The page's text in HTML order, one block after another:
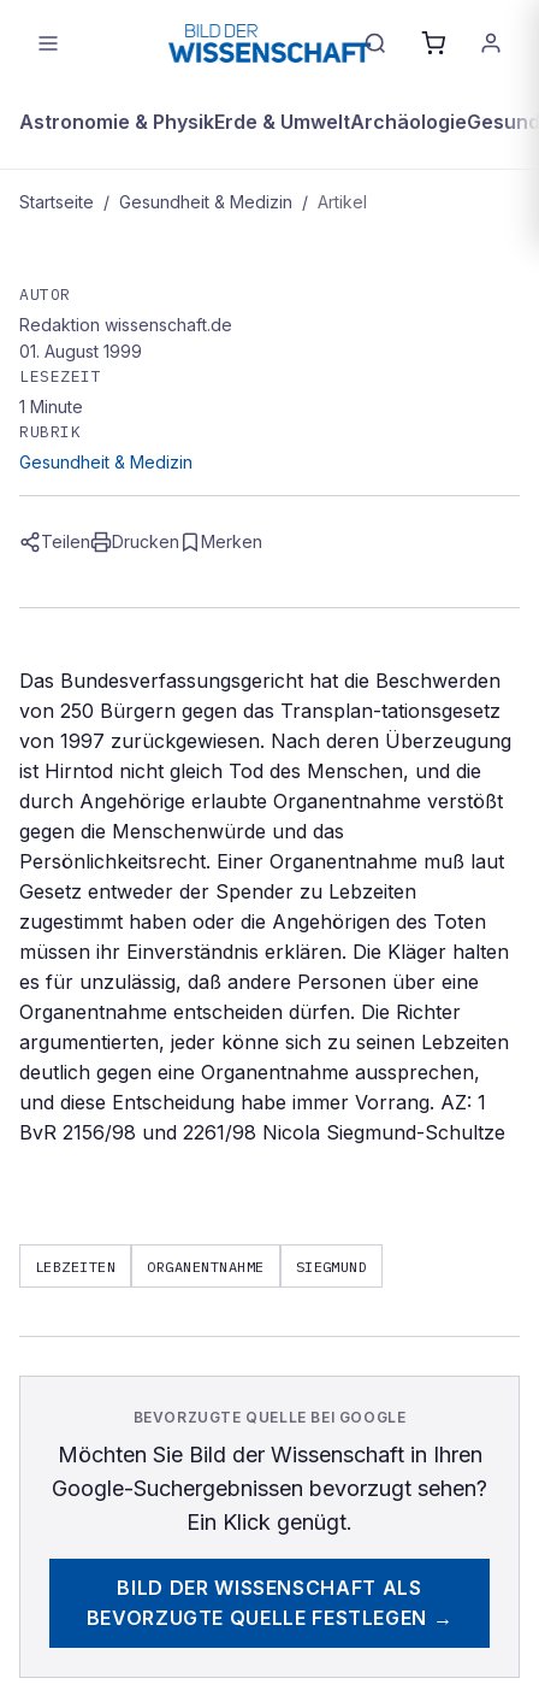
Astronomie & PhysikErde & UmweltArchäologie
Startseite / Gesundheit & Medizin / Artikel
medinfo Recht: Organentnahme ist
menschenwürdig
AUTOR
Redaktion wissenschaft.de
01. August 1999
LESEZEIT
1 Minute
RUBRIK
Gesundheit & Medizin
Teilen Drucken Merken
Das Bundesverfassungsgericht hat die Beschwerden
von 250 Bürgern gegen das Transplan-tationsgesetz
von 1997 zurückgewiesen. Nach deren Überzeugung
ist Hirntod nicht gleich Tod des Menschen, und die
durch Angehörige erlaubte Organentnahme verstößt
gegen die Menschenwürde und das
Persönlichkeitsrecht. Einer Organentnahme muß laut
Gesetz entweder der Spender zu Lebzeiten
zugestimmt haben oder die Angehörigen des Toten
müssen ihr Einverständnis erklären. Die Kläger halten
es für unzulässig, daß andere Personen über eine
Organentnahme entscheiden dürfen. Die Richter
argumentierten, jeder könne sich zu seinen Lebzeiten
deutlich gegen eine Organentnahme aussprechen,
und diese Entscheidung habe immer Vorrang. AZ: 1
BvR 2156/98 und 2261/98 Nicola Siegmund-Schultze
LEBZEITEN ORGANENTNAHME SIEGMUND
BEVORZUGTE QUELLE BEI GOOGLE
Möchten Sie Bild der Wissenschaftin Ihren
Google-Suchergebnissen bevorzugt sehen?
Ein Klick genügt.
BILD DER WISSENSCHAFT ALS
BEVORZUGTE QUELLE FESTLEGEN →